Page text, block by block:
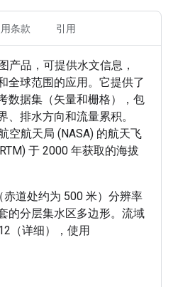
条款 引用
产品，可提供水文信息，
全球范围的应用。它提供了
数据集（矢量和栅格），包
、排水方向和流量累积。
空航天局 (NASA) 的航天飞
于 2000 年获取的海拔
道处约为 500 米）分辨率
的分层集水区多边形。流域
（详细），使用